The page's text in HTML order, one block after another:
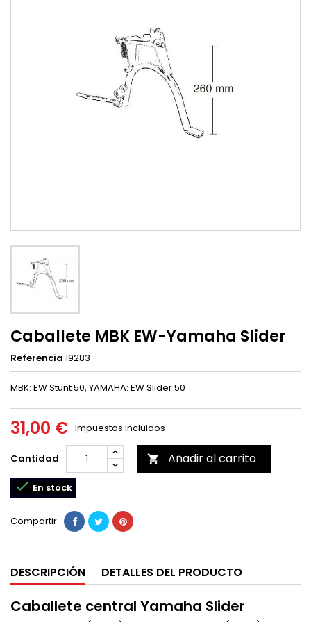
Caballete MBK EW-Yamaha Slider
Referencia 19283
MBK: EW Stunt 50, YAMAHA: EW Slider 50
31,00 € Impuestos incluidos
Cantidad  Añadir al carrito
 En stock
Compartir
DESCRIPCIÓN DETALLES DEL PRODUCTO
Caballete central Yamaha Slider